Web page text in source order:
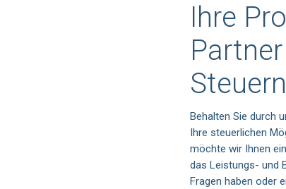
Ihre
Steuern
Behalten Sie durch
Ihre steuerlichen
möchte wir Ihnen
das Leistungs- und
Fragen haben oder